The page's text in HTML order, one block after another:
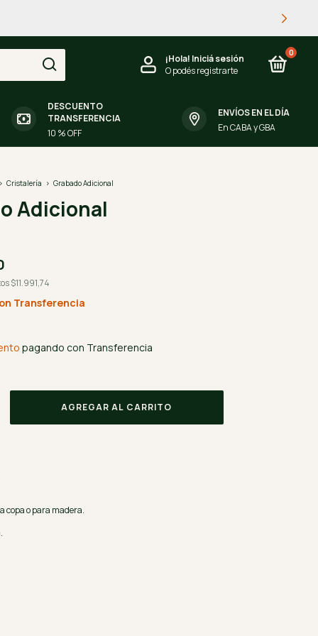
¡Hola! Iniciá sesión
O podés registrarte
0
DESCUENTO
TRANSFERENCIA
10 % OFF
ENVÍOS EN EL DÍA
En CABA y GBA
> Cristalería > Grabado Adicional
Adicional
$11.991,74
Transferencia
pagando con Transferencia
copa o para madera.